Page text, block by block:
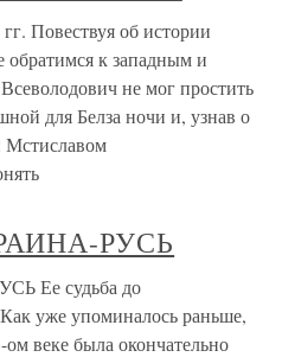
Повествуя об истории
обратимся к западным и
не мог простить
для Белза ночи и, узнав о
Мстиславом
РУСЬ
Ее судьба до
уже упоминалось раньше,
ом веке была окончательно